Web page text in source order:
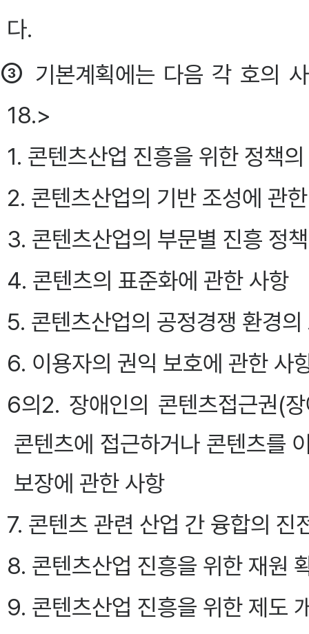
다.
③ 기본계획에는 다음 각 호의
18.>
1. 콘텐츠산업 진흥을 위한 정책
2. 콘텐츠산업의 기반 조성에 관
3. 콘텐츠산업의 부문별 진흥 정
4. 콘텐츠의 표준화에 관한 사항
5. 콘텐츠산업의 공정경쟁 환경
6. 이용자의 권익 보호에 관한 사
6의2. 장애인의 콘텐츠접근권(
콘텐츠에 접근하거나 콘텐츠를
보장에 관한 사항
7. 콘텐츠 관련 산업 간 융합의 진
8. 콘텐츠산업 진흥을 위한 재원
9. 콘텐츠산업 진흥을 위한 제도